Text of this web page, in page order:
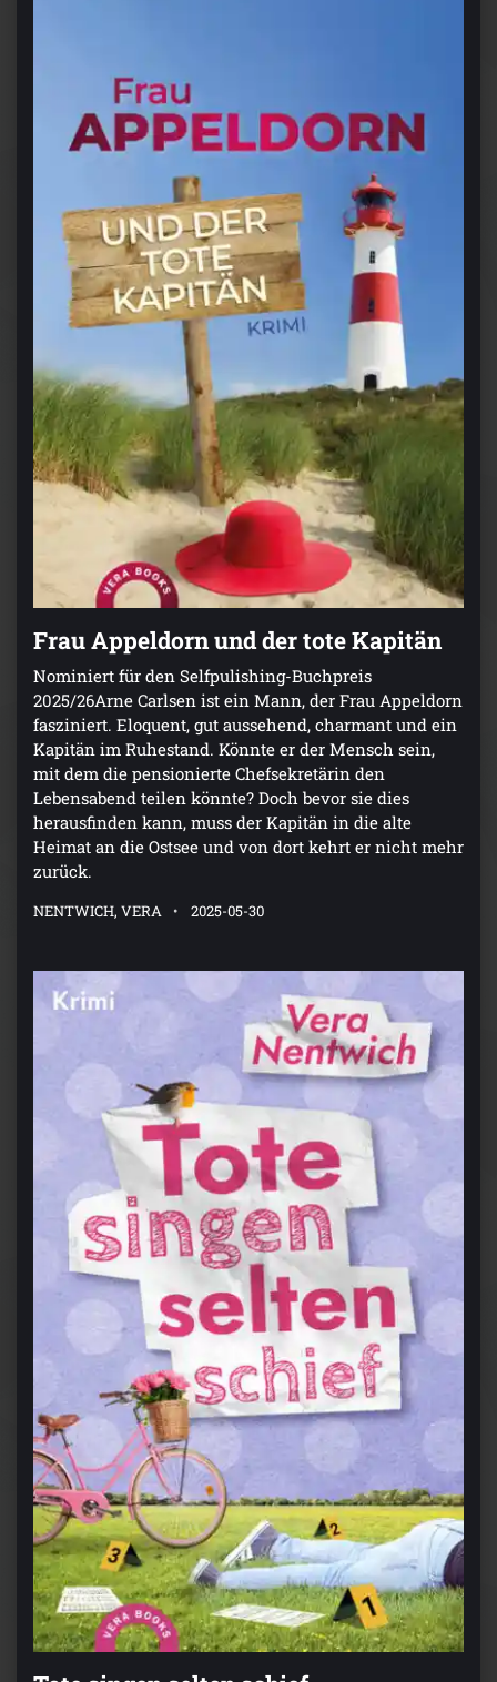
Frau Appeldorn und der tote Kapitän
Nominiert für den Selfpulishing-Buchpreis
2025/26Arne Carlsen ist ein Mann, der Frau Appeldorn
fasziniert. Eloquent, gut aussehend, charmant und ein
Kapitän im Ruhestand. Könnte er der Mensch sein,
mit dem die pensionierte Chefsekretärin den
Lebensabend teilen könnte? Doch bevor sie dies
herausfinden kann, muss der Kapitän in die alte
Heimat an die Ostsee und von dort kehrt er nicht mehr
zurück.
NENTWICH, VERA 2025-05-30